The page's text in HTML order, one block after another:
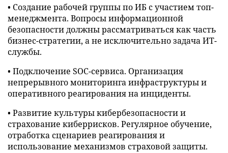
• Создание рабочей группы по ИБ с участием топ-
менеджмента. Вопросы информационной
безопасности должны рассматриваться как часть
бизнес-стратегии, а не исключительно задача ИТ-
службы.
• Подключение SOC-сервиса. Организация
непрерывного мониторинга инфраструктуры и
оперативного реагирования на инциденты.
• Развитие культуры кибербезопасности и
страхование киберрисков. Регулярное обучение,
отработка сценариев реагирования и
использование механизмов страховой защиты.